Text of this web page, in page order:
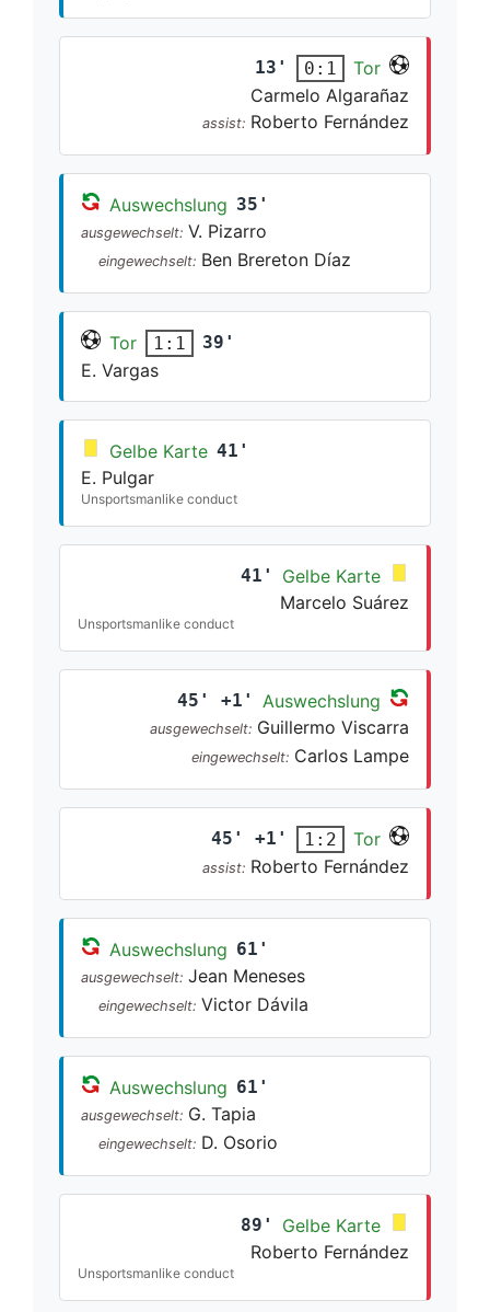
13' 0:1
Tor
Carmelo Algarañaz
assist: Roberto Fernández
Auswechslung 35'
ausgewechselt: V. Pizarro
eingewechselt: Ben Brereton Díaz
Tor 1:1 39'
E. Vargas
Gelbe Karte 41'
E. Pulgar
Unsportsmanlike conduct
41'
Gelbe Karte
Marcelo Suárez
Unsportsmanlike conduct
45' +1' Auswechslung
ausgewechselt: Guillermo Viscarra
eingewechselt: Carlos Lampe
45' +1' 1:2 Tor
assist: Roberto Fernández
Auswechslung 61'
ausgewechselt: Jean Meneses
eingewechselt: Victor Dávila
Auswechslung 61'
ausgewechselt: G. Tapia
eingewechselt: D. Osorio
89'
Gelbe Karte
Roberto Fernández
Unsportsmanlike conduct